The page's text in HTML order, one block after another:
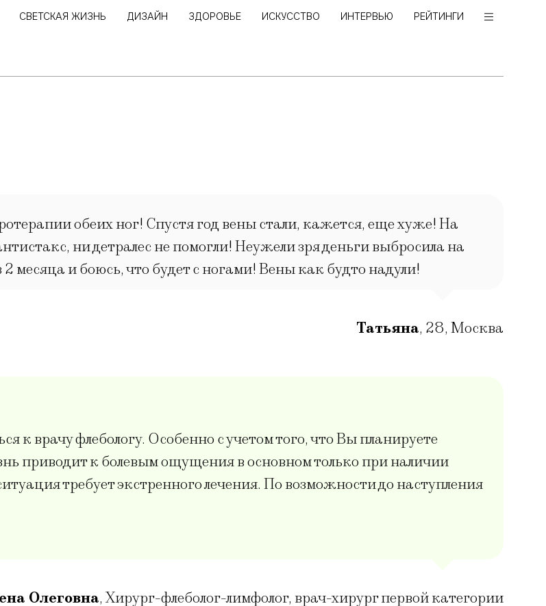
СВЕТСКАЯ ЖИЗНЬ ДИЗАЙН ЗДОРОВЬЕ ИСКУССТВО ИНТЕРВЬЮ РЕЙТИНГИ
обеих ног! Спустя год вены стали, кажется, еще хуже! На
ни детралес не помогли! Неужели зря деньги выбросила на
месяца и боюсь, что будет с ногами! Вены как будто надули!
Татьяна, 28, Москва
к врачу флебологу. Особенно с учетом того, что Вы планируете
приводит к болевым ощущения в основном только при наличии
требует экстренного лечения. По возможности до наступления
Олеговна, Хирург-флеболог-лимфолог, врач-хирург первой категории